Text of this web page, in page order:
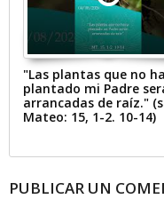
"Las plantas que no
plantado mi Padre
arrancadas de raíz."
Mateo: 15, 1-2. 10-14)
PUBLICAR UN